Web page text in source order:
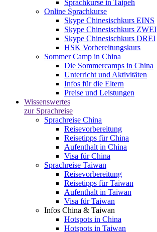
Sprachkurse in Taipeh
Online Sprachkurse
Skype Chinesischkurs EINS
Skype Chinesischkurs ZWEI
Skype Chinesischkurs DREI
HSK Vorbereitungskurs
Sommer Camp in China
Die Sommercamps in China
Unterricht und Aktivitäten
Infos für die Eltern
Preise und Leistungen
Wissenswertes
zur Sprachreise
Sprachreise China
Reisevorbereitung
Reisetipps für China
Aufenthalt in China
Visa für China
Sprachreise Taiwan
Reisevorbereitung
Reisetipps für Taiwan
Aufenthalt in Taiwan
Visa für Taiwan
Infos China & Taiwan
Hotspots in China
Hotspots in Taiwan